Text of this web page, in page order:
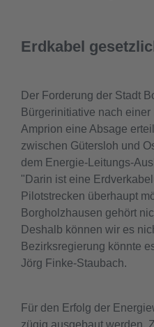
Erdkabel
Der Forderung der Stadt
Bürgerinitiative nach
Amprion eine Absage
zwischen Gütersloh und
dem Energie-Leitungs-
"Darin ist eine
Pilotstrecken überhaupt
Borgholzhausen gehört
Deshalb können wir es
Bezirksregierung könnte
Jörg Finke-Staubach.
Für den Erfolg der
zügig ausgebaut werden.